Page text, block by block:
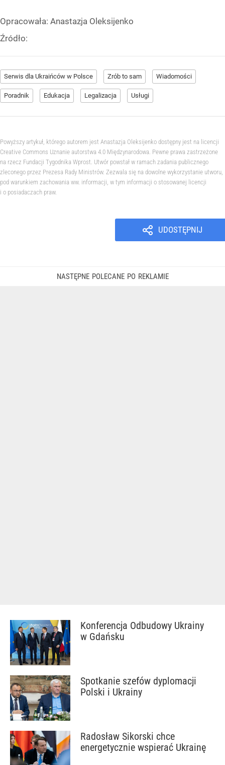
Opracowała: Anastazja Oleksijenko
Źródło:
Serwis dla Ukraińców w Polsce Zrób to sam Wiadomości
Poradnik Edukacja Legalizacja Usługi
Powyższy artykuł, którego autorem jest Anastazja Oleksijenko dostępny jest na licencji
Creative Commons Uznanie autorstwa 4.0 Międzynarodowa. Pewne prawa zastrzeżone
na rzecz Fundacji Tygodnika Wprost. Utwór powstał w ramach zadania publicznego
zleconego przez Prezesa Rady Ministrów. Zezwala się na dowolne wykorzystanie utworu,
pod warunkiem zachowania ww. informacji, w tym informacji o stosowanej licencji
i o posiadaczach praw.
UDOSTĘPNIJ
Konferencja Odbudowy Ukrainy
w Gdańsku
Spotkanie szefów dyplomacji
Polski i Ukrainy
Radosław Sikorski chce
energetycznie wspierać Ukrainę